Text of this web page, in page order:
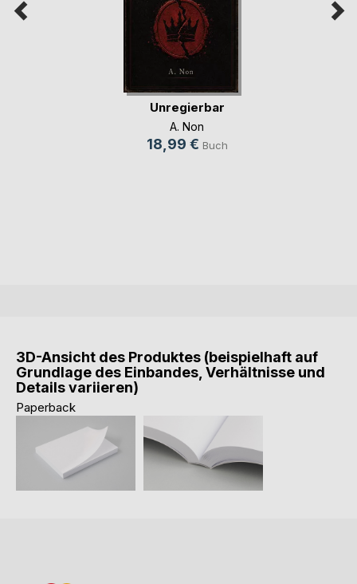
Unregierbar
A. Non
18,99 € Buch
3D-Ansicht des Produktes (beispielhaft auf
Grundlage des Einbandes, Verhältnisse und
Details variieren)
Paperback